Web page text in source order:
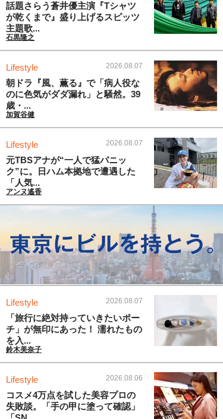
話題さらう蒼井優主演『Tシャツ
が乾くまで』盛り上げるスピッツ
主題歌...
石黒隆之
Lifestyle 2026.08.07
朝ドラ『風、薫る』で「病人役な
のに色気がダダ漏れ」と騒然。39
歳・...
加賀谷健
Lifestyle 2026.08.07
元TBSアナが“一人で猛パニッ
ク”に。日ハム本拠地で遭遇した
「人気...
アンヌ遙香
Lifestyle 2026.08.07
「旅行に絶対持っていきたいポー
チ」が無印にあった！ 濡れたもの
を入...
鈴木美奈子
Lifestyle 2026.08.06
コスメ4万点を試した美容プロの
失敗談。「手の甲に塗って確認」